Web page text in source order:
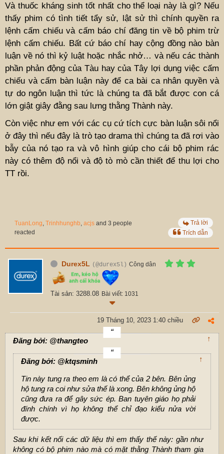
Và thuốc kháng sinh tốt nhất cho thể loại này là gì? Nếu
thấy phim có tình tiết tẩy sử, lật sử thì chính quyền ra
lệnh cấm chiếu và cấm báo chí đăng tin về bộ phim trừ
lệnh cấm chiếu. Bất cứ báo chí hay cộng đồng nào bàn
luận về nó thì kỷ luật hoặc nhắc nhở… và nếu các thành
phần phản động của Tàu hay của Tây lợi dụng việc cấm
chiếu và cấm bàn luận này để ca bài ca nhân quyền và
tự do ngôn luận thì tức là chúng ta đã bắt được con cá
lớn giật giây đằng sau lưng thằng Thành này.
Còn việc như em với các cụ cứ tích cực bàn luận sôi nổi
ở đây thì nếu đây là trò tạo drama thì chúng ta đã rơi vào
bẫy của nó tạo ra và vô hình giúp cho cái bộ phim rác
này có thêm độ nổi và độ tò mò cần thiết để thu lợi cho
TT rồi.
TuanLong Trinhhunghb acjs and 3 people
reacted
Trả lời
Trích dẫn
Durex5L (@durex5l) Công dân
Tài sản: 3288.08 Bài viết: 1031
19 Tháng 10, 2023 1:40 chiều
Đăng bởi: @thangteo ↑
Đăng bởi: @ktqsminh ↑
Tin này tung ra theo em là có thể của 2 bên. Bên ủng
hộ tung ra coi như sửa thế là xong. Bên không ủng hộ
cũng đưa ra để gây sức ép. Ban tuyên giáo họ phải
đính chính vì họ không thể chỉ đạo kiểu nửa vời
được.
Sau khi kết nối các dữ liệu thì em thấy thế này: gần như
không có bộ phim nào mà có mặt thằng Thành tham gia